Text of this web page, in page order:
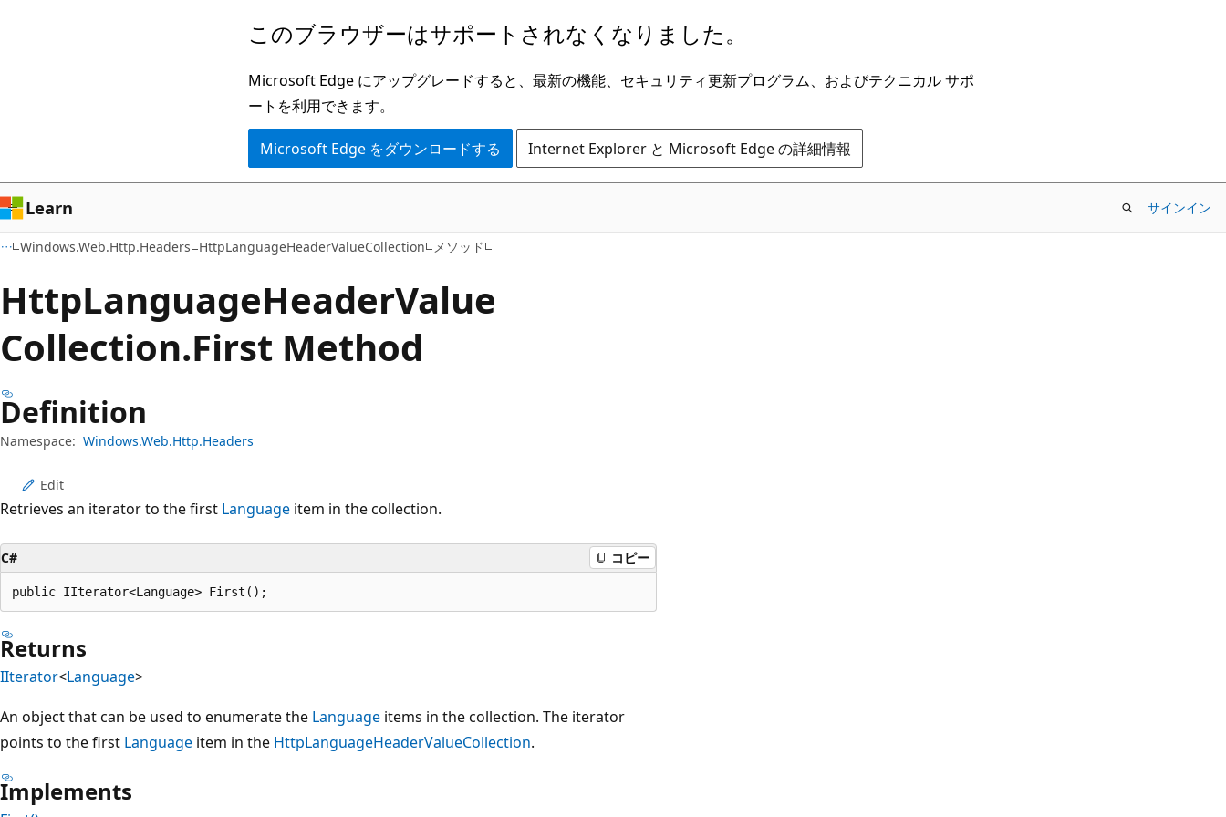
ン
ツ
に
ス
ッ
プ
ゲ
ー
シ
ョ
に
ス
キ
プ
このブラウザーはサポートされなくなりました。
Microsoft Edge にアップグレードすると、最新の機能、セキュリティ更新プログラム、およびテクニカル サポ
ートを利用できます。
Microsoft Edge をダウンロードする Internet Explorer と Microsoft Edge の詳細情報
Learn サインイン
Windows.Web.Http.Headers HttpLanguageHeaderValueCollection メソッド
HttpLanguageHeaderValue
Collection.First Method
Definition
Namespace: Windows.Web.Http.Headers
Edit
Retrieves an iterator to the first Language item in the collection.
C# コピー
public IIterator<Language> First();
Returns
IIterator<Language>
An object that can be used to enumerate the Language items in the collection. The iterator
points to the first Language item in the HttpLanguageHeaderValueCollection.
Implements